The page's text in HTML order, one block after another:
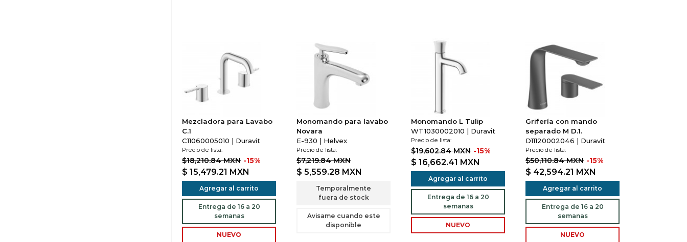
Mezcladora para Lavabo
C.1
C11060005010 | Duravit
Precio de lista:
$18,210.84 MXN -15%
$ 15,479.21 MXN
Agregar al carrito
Entrega de 16 a 20
semanas
NUEVO
Monomando para lavabo
Novara
E-930 | Helvex
Precio de lista:
$7,219.84 MXN
$ 5,559.28 MXN
Temporalmente
fuera de stock
Avisame cuando este
disponible
Monomando L Tulip
WT1030002010 | Duravit
Precio de lista:
$19,602.84 MXN -15%
$ 16,662.41 MXN
Agregar al carrito
Entrega de 16 a 20
semanas
NUEVO
Grifería con mando
separado M D.1.
D11120002046 | Duravit
Precio de lista:
$50,110.84 MXN -15%
$ 42,594.21 MXN
Agregar al carrito
Entrega de 16 a 20
semanas
NUEVO